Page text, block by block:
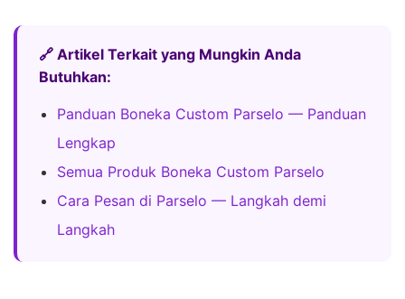
🔗 Artikel Terkait yang Mungkin Anda
Butuhkan:
Panduan Boneka Custom Parselo — Panduan
Lengkap
Semua Produk Boneka Custom Parselo
Cara Pesan di Parselo — Langkah demi
Langkah